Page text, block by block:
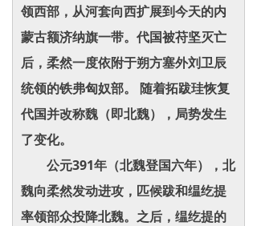
领西部，从河套向西扩展到今天的内
蒙古额济纳旗一带。代国被苻坚灭亡
后，柔然一度依附于朔方塞外刘卫辰
统领的铁弗匈奴部。 随着拓跋珪恢复
代国并改称魏（即北魏），局势发生
了变化。
公元391年（北魏登国六年），北
魏向柔然发动进攻，匹候跋和缊纥提
率领部众投降北魏。之后，缊纥提的